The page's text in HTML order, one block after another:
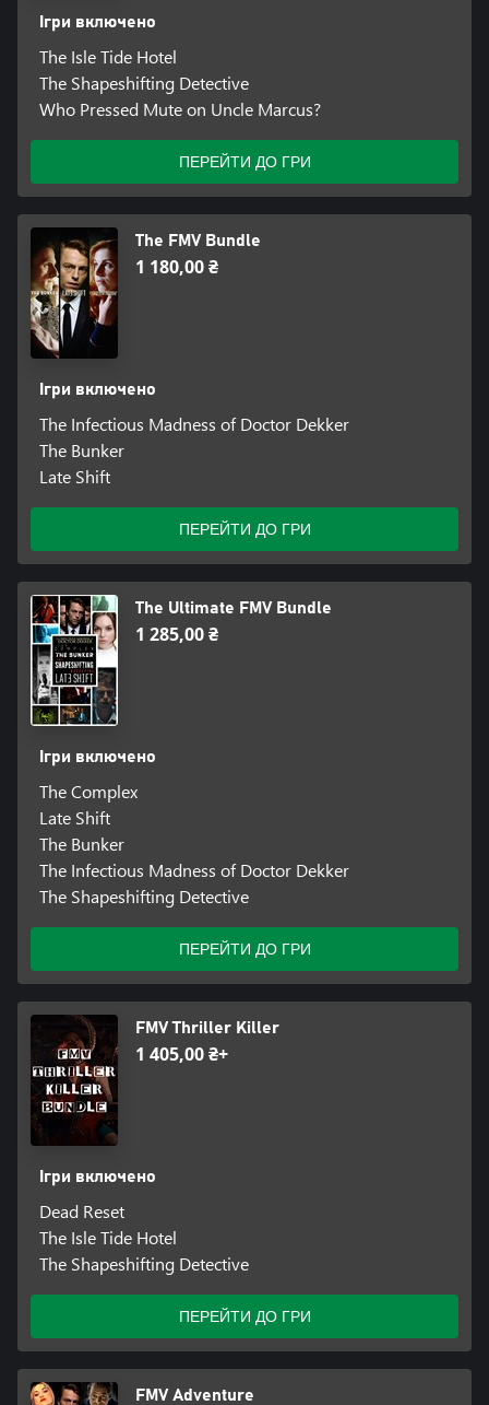
Ігри включено
The Isle Tide Hotel
The Shapeshifting Detective
Who Pressed Mute on Uncle Marcus?
ПЕРЕЙТИ ДО ГРИ
The FMV Bundle
1 180,00 ₴
Ігри включено
The Infectious Madness of Doctor Dekker
The Bunker
Late Shift
ПЕРЕЙТИ ДО ГРИ
The Ultimate FMV Bundle
1 285,00 ₴
Ігри включено
The Complex
Late Shift
The Bunker
The Infectious Madness of Doctor Dekker
The Shapeshifting Detective
ПЕРЕЙТИ ДО ГРИ
FMV Thriller Killer
1 405,00 ₴+
Ігри включено
Dead Reset
The Isle Tide Hotel
The Shapeshifting Detective
ПЕРЕЙТИ ДО ГРИ
FMV Adventure